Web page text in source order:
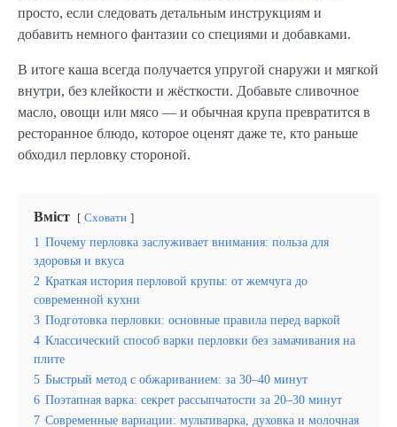
просто, если следовать детальным инструкциям и
добавить немного фантазии со специями и добавками.
В итоге каша всегда получается упругой снаружи и мягкой
внутри, без клейкости и жёсткости. Добавьте сливочное
масло, овощи или мясо — и обычная крупа превратится в
ресторанное блюдо, которое оценят даже те, кто раньше
обходил перловку стороной.
Вміст Сховати
1 Почему перловка заслуживает внимания: польза для
здоровья и вкуса
2 Краткая история перловой крупы: от жемчуга до
современной кухни
3 Подготовка перловки: основные правила перед варкой
4 Классический способ варки перловки без замачивания на
плите
5 Быстрый метод с обжариванием: за 30–40 минут
6 Поэтапная варка: секрет рассыпчатости за 20–30 минут
7 Современные вариации: мультиварка, духовка и молочная